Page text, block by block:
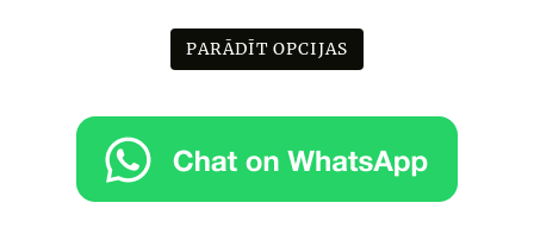
PARĀDĪT OPCIJAS